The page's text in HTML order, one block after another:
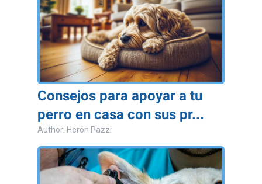
Consejos para apoyar a tu
perro en casa con sus pr...
Author: Herón Pazzi